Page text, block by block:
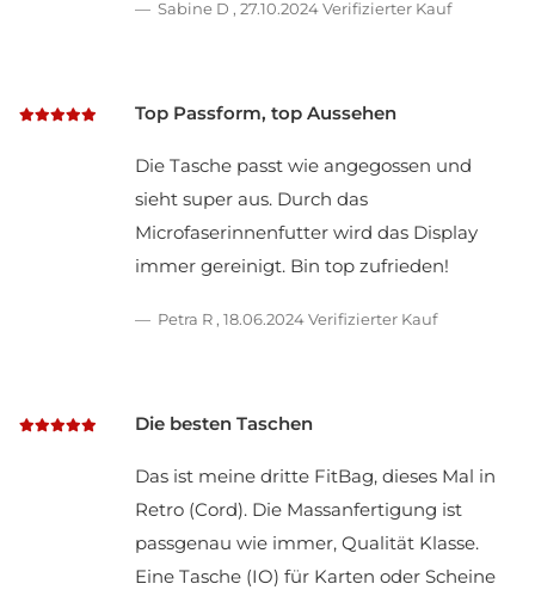
Sabine D , 27.10.2024Verifizierter Kauf
Top Passform, top Aussehen
Die Tasche passt wie angegossen und
sieht super aus. Durch das
Microfaserinnenfutter wird das Display
immer gereinigt. Bin top zufrieden!
Petra R , 18.06.2024Verifizierter Kauf
Die besten Taschen
Das ist meine dritte FitBag, dieses Mal in
Retro (Cord). Die Massanfertigung ist
passgenau wie immer, Qualität Klasse.
Eine Tasche (IO) für Karten oder Scheine